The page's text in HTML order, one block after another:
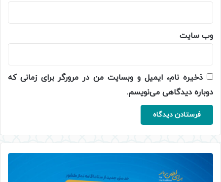
وب‌ سایت
ذخیره نام، ایمیل و وبسایت من در مرورگر برای زمانی که
دوباره دیدگاهی می‌نویسم.